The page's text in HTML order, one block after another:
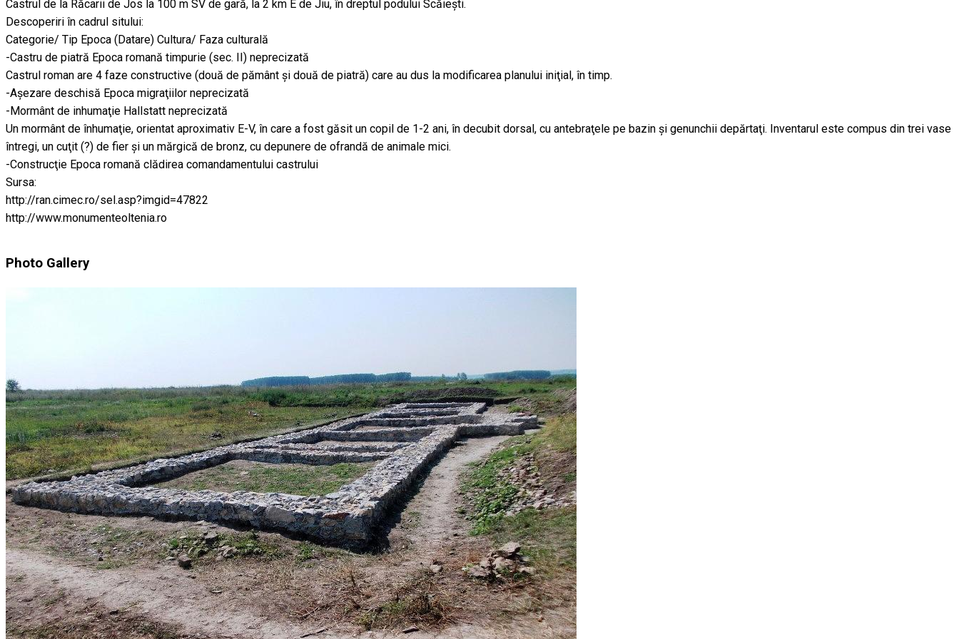
Castrul de la Răcarii de Jos la 100 m SV de gară, la 2 km E de Jiu, în dreptul podului Scăieşti.
Descoperiri în cadrul sitului:
Categorie/ Tip Epoca (Datare) Cultura/ Faza culturală
-Castru de piatră Epoca romană timpurie (sec. II) neprecizată
Castrul roman are 4 faze constructive (două de pământ şi două de piatră) care au dus la modificarea planului iniţial, în timp.
-Aşezare deschisă Epoca migraţiilor neprecizată
-Mormânt de inhumaţie Hallstatt neprecizată
Un mormânt de înhumaţie, orientat aproximativ E-V, în care a fost găsit un copil de 1-2 ani, în decubit dorsal, cu antebraţele pe bazin şi genunchii depărtaţi. Inventarul este compus din trei vase
întregi, un cuţit (?) de fier şi un mărgică de bronz, cu depunere de ofrandă de animale mici.
-Construcţie Epoca romană clădirea comandamentului castrului
Sursa:
http://ran.cimec.ro/sel.asp?imgid=47822
http://www.monumenteoltenia.ro
Photo Gallery